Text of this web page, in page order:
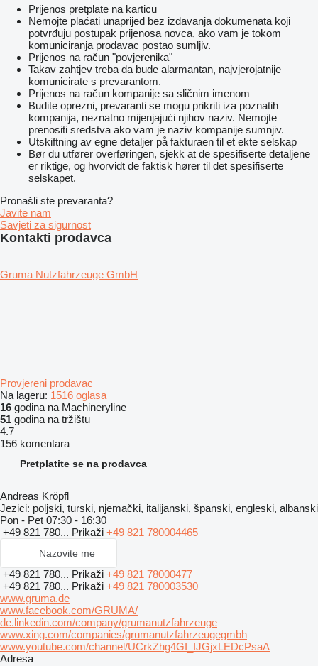
Prijenos pretplate na karticu
Nemojte plaćati unaprijed bez izdavanja dokumenata koji
potvrđuju postupak prijenosa novca, ako vam je tokom
komuniciranja prodavac postao sumljiv.
Prijenos na račun "povjerenika"
Takav zahtjev treba da bude alarmantan, najvjerojatnije
komunicirate s prevarantom.
Prijenos na račun kompanije sa sličnim imenom
Budite oprezni, prevaranti se mogu prikriti iza poznatih
kompanija, neznatno mijenjajući njihov naziv. Nemojte
prenositi sredstva ako vam je naziv kompanije sumnjiv.
Utskiftning av egne detaljer på fakturaen til et ekte selskap
Bør du utfører overføringen, sjekk at de spesifiserte detaljene
er riktige, og hvorvidt de faktisk hører til det spesifiserte
selskapet.
Pronašli ste prevaranta?
Javite nam
Savjeti za sigurnost
Kontakti prodavca
Gruma Nutzfahrzeuge GmbH
Provjereni prodavac
Na lageru: 1516 oglasa
16 godina na Machineryline
51 godina na tržištu
4.7
156 komentara
Pretplatite se na prodavca
Andreas Kröpfl
Jezici: poljski, turski, njemački, italijanski, španski, engleski, albanski
Pon - Pet 07:30 - 16:30
+49 821 780... Prikaži +49 821 780004465
Nazovite me
+49 821 780... Prikaži +49 821 78000477
+49 821 780... Prikaži +49 821 780003530
www.gruma.de
www.facebook.com/GRUMA/
de.linkedin.com/company/grumanutzfahrzeuge
www.xing.com/companies/grumanutzfahrzeugegmbh
www.youtube.com/channel/UCrkZhg4GI_IJGjxLEDcPsaA
Adresa